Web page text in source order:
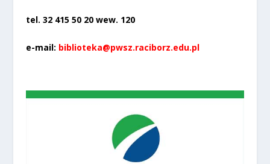
tel. 32 415 50 20 wew. 120
e-mail: biblioteka@pwsz.raciborz.edu.pl